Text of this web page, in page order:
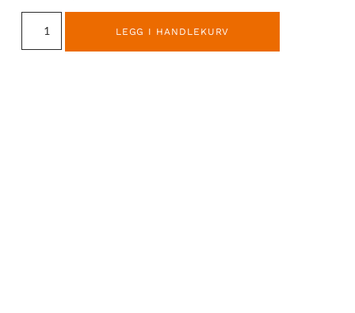
LEGG I HANDLEKURV